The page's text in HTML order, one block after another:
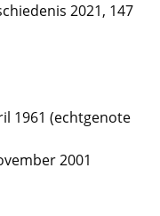
2021, 147
1961 (echtgenote
2001